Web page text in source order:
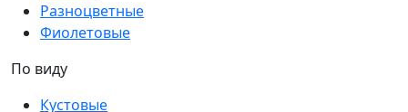
Разноцветные
Фиолетовые
По виду
Кустовые